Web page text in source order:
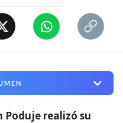
realizó su